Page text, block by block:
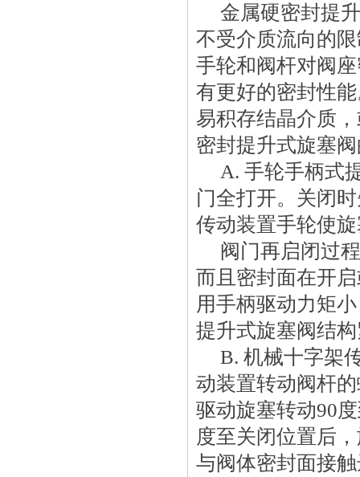
 金属硬密封提
不受介质流向的
手轮和阀杆对阀
有更好的密封性
易积存结晶介质
密封提升式旋塞
 A. 手轮手柄式
门全打开。关闭
传动装置手轮使
 阀门再启闭过
而且密封面在开
用手柄驱动力矩
提升式旋塞阀结
 B. 机械十字架
动装置转动阀杆
驱动旋塞转动90
度至关闭位置后
与阀体密封面接